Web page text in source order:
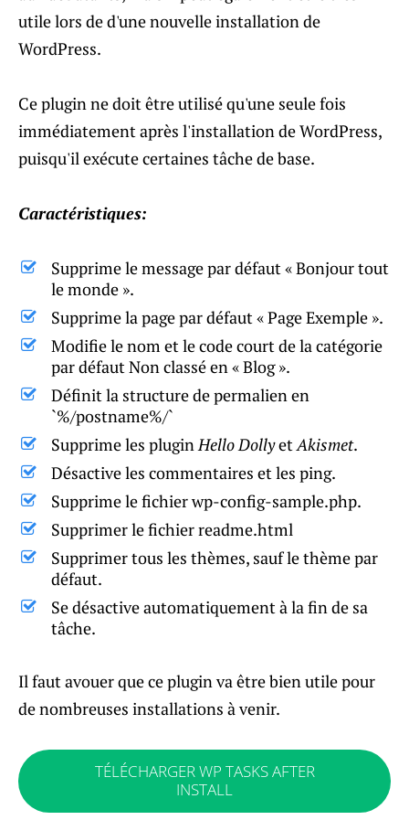
utile lors de d'une nouvelle installation de
WordPress.
Ce plugin ne doit être utilisé qu'une seule fois
immédiatement après l'installation de WordPress,
puisqu'il exécute certaines tâche de base.
Caractéristiques:
Supprime le message par défaut « Bonjour tout
le monde ».
Supprime la page par défaut « Page Exemple ».
Modifie le nom et le code court de la catégorie
par défaut Non classé en « Blog ».
Définit la structure de permalien en
`%/postname%/`
Supprime les pluginHello DollyetAkismet.
Désactive les commentaires et les ping.
Supprime le fichier wp-config-sample.php.
Supprimer le fichier readme.html
Supprimer tous les thèmes, sauf le thème par
défaut.
Se désactive automatiquement à la fin de sa
tâche.
Il faut avouer que ce plugin va être bien utile pour
de nombreuses installations à venir.
TÉLÉCHARGER WP TASKS AFTER
INSTALL